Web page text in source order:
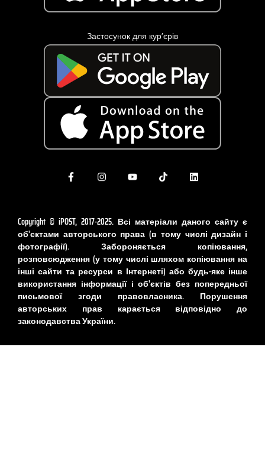
Застосунок для кур’єрів
Copyright © iPOST, 2017-2025. Всі матеріали даного сайту є
об'єктами авторського права (в тому числі дизайн і
фотографії). Забороняється копіювання,
розповсюдження (у тому числі шляхом копіювання на
інші сайти та ресурси в Інтернеті) або будь-яке інше
використання інформації і об'єктів без попередньої
письмової згоди правовласника. Порушення
авторських прав карається відповідно до
законодавства України.